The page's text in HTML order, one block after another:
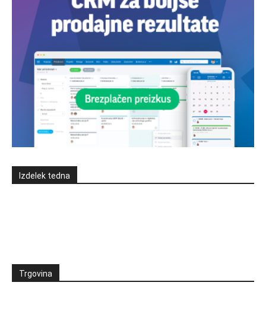
Izdelek tedna
Trgovina